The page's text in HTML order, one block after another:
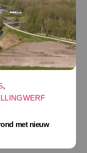
,
met nieuw